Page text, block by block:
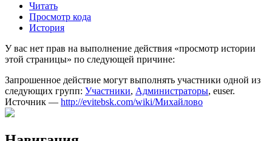
Читать
Просмотр кода
История
У вас нет прав на выполнение действия «просмотр истории
этой страницы» по следующей причине:
Запрошенное действие могут выполнять участники одной из
следующих групп: Участники, Администраторы, euser.
Источник — http://evitebsk.com/wiki/Михайлово